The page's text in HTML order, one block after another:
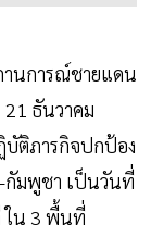
านการณ์ชายแดน
ธันวาคม
บัติภารกิจปกป้อง
กัมพูชา เป็นวันที่
ใน 3 พื้นที่